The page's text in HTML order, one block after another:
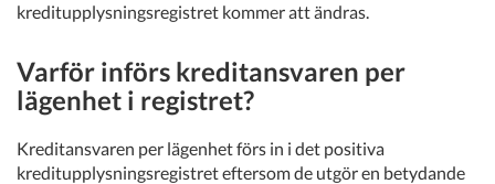
kreditupplysningsregistret kommer att ändras.
Varför införs kreditansvaren per
lägenhet i registret?
Kreditansvaren per lägenhet förs in i det positiva
kreditupplysningsregistret eftersom de utgör en betydande